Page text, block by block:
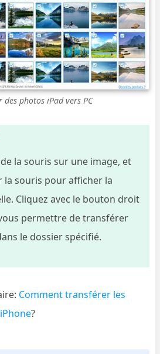
des photos iPad vers PC
la souris sur une image, et
la souris pour afficher la
Cliquez avec le bouton droit
permettre de transférer
le dossier spécifié.
Comment transférer les
?